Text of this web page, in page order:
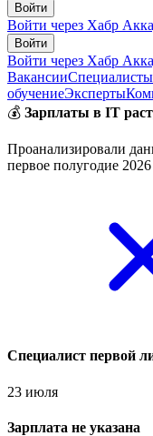
Войти
Войти через Хабр
Войти
Войти через Хабр
ВакансииСпециалисты
обучениеЭксперты
💰 Зарплаты в IT
Проанализировали
первое полугодие
Специалист первой
23 июля
Зарплата не указана